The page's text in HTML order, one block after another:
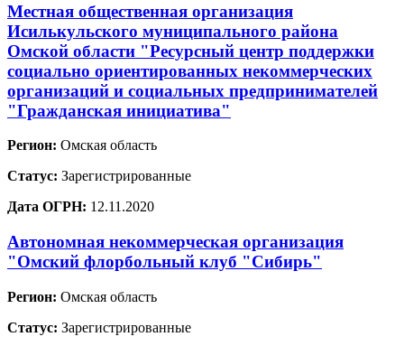
Местная общественная организация
Исилькульского муниципального района
Омской области "Ресурсный центр поддержки
социально ориентированных некоммерческих
организаций и социальных предпринимателей
"Гражданская инициатива"
Регион: Омская область
Статус: Зарегистрированные
Дата ОГРН: 12.11.2020
Автономная некоммерческая организация
"Омский флорбольный клуб "Сибирь"
Регион: Омская область
Статус: Зарегистрированные